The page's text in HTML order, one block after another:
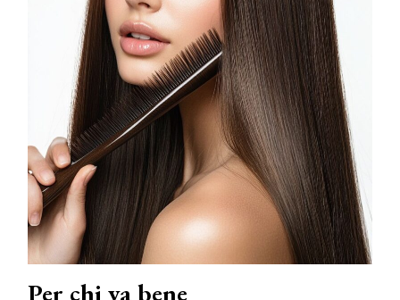
Per chi va bene